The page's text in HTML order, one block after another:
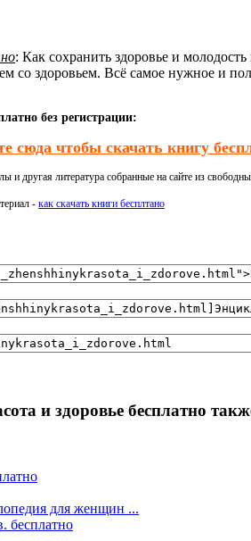
: Как сохранить здоровье и
со здоровьем. Всё самое нужное и
без регистрации:
сюда чтобы скачать книгу
другая литература собранные на сайте из
- как скачать книги бесплтано
и здоровье бесплатно
для женщин ...
бесплатно